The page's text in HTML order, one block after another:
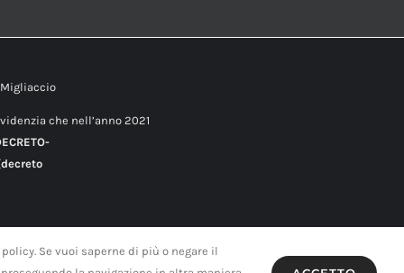
che nell’anno 2021
Se vuoi saperne di più o negare il